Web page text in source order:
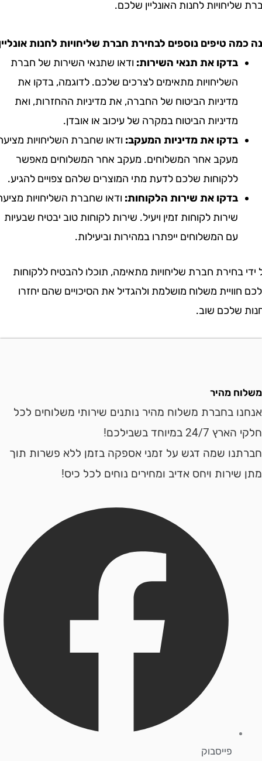
לחנות האונליין שלכם.
טיפים נוספים לבחירת חברת שליחויות לחנות אונליין:
בדקו את תנאי השירות:ודאו שתנאי השירות של חברת
השליחויות מתאימים לצרכים שלכם. לדוגמה, בדקו את
מדיניות הביטוח של החברה, את מדיניות ההחזרות, ואת
מדיניות הביטוח במקרה של עיכוב או אובדן.
בדקו את מדיניות המעקב:ודאו שחברת השליחויות מציעה
מעקב אחר המשלוחים. מעקב אחר המשלוחים מאפשר
ללקוחות שלכם לדעת מתי המוצרים שלהם צפויים להגיע.
בדקו את שירות הלקוחות:ודאו שחברת השליחויות מציעה
שירות לקוחות זמין ויעיל. שירות לקוחות טוב יבטיח שבעיות
עם המשלוחים ייפתרו במהירות וביעילות.
חברת שליחויות מתאימה, תוכלו להבטיח ללקוחות
משלוח מושלמת ולהגדיל את הסיכויים שהם יחזרו
שוב.
מהיר
בחברת משלוח מהיר נותנים שירותי משלוחים לכל
במיוחד בשבילכם!
שמה דגש על זמני אספקה בזמן ללא פשרות תוך
ויחס אדיב ומחירים נוחים לכל כיס!
פייסבוק